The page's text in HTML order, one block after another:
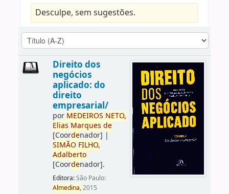
Desculpe, sem sugestões.
Direito dos
negócios
aplicado: do
direito
empresarial/
por MEDEIROS NETO,
Elias Marques de
[Coordenador] |
SIMÃO FILHO,
Adalberto
[Coordenador].
Editora:São Paulo:
Almedina,2015